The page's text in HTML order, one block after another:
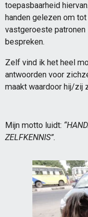
toepasbaarheid
handen gelezen om
vastgeroeste patronen
bespreken.
Zelf vind ik het heel
antwoorden voor
maakt waardoor hij/zij
Mijn motto luidt:
ZELFKENNIS”.